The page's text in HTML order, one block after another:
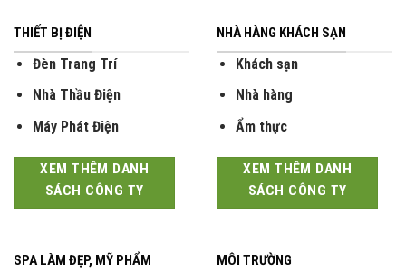
THIẾT BỊ ĐIỆN
Đèn Trang Trí
Nhà Thầu Điện
Máy Phát Điện
XEM THÊM DANH
SÁCH CÔNG TY
NHÀ HÀNG KHÁCH SẠN
Khách sạn
Nhà hàng
Ẩm thực
XEM THÊM DANH
SÁCH CÔNG TY
SPA LÀM ĐẸP, MỸ PHẨM MÔI TRƯỜNG